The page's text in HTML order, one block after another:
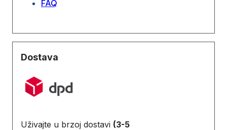
FAQ
Dostava
Uživajte u brzoj dostavi (3-5